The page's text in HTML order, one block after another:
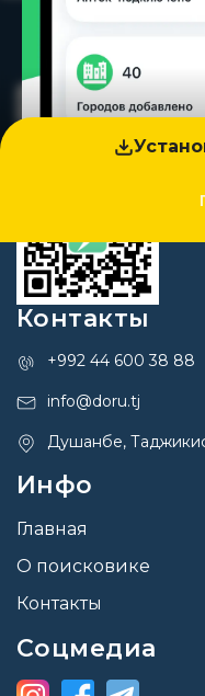
Контакты
+992 44 600 38 88
info@doru.tj
Душанбе,
Инфо
Главная
О поисковике
Контакты
Соцмедиа